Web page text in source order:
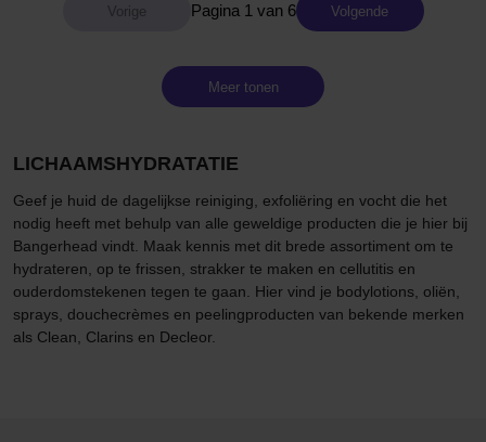
Pagina 1 van 6 Volgende
Meer tonen
LICHAAMSHYDRATATIE
Geef je huid de dagelijkse reiniging, exfoliëring en vocht die het
nodig heeft met behulp van alle geweldige producten die je hier bij
Bangerhead vindt. Maak kennis met dit brede assortiment om te
hydrateren, op te frissen, strakker te maken en cellutitis en
ouderdomstekenen tegen te gaan. Hier vind je bodylotions, oliën,
sprays, douchecrèmes en peelingproducten van bekende merken
als Clean, Clarins en Decleor.